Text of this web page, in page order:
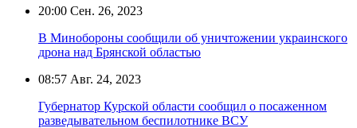
20:00 Сен. 26, 2023
В Минобороны сообщили об уничтожении украинского
дрона над Брянской областью
08:57 Авг. 24, 2023
Губернатор Курской области сообщил о посаженном
разведывательном беспилотнике ВСУ